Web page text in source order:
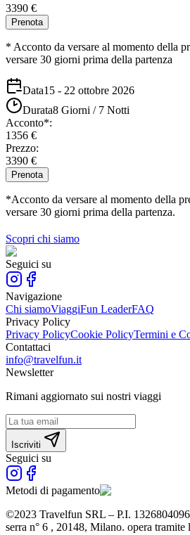
3390 €
Prenota
* Acconto da versare al momento della
versare 30 giorni prima della partenza
Data15 - 22 ottobre 2026
Durata8 Giorni / 7 Notti
Acconto*:
1356 €
Prezzo:
3390 €
Prenota
*Acconto da versare al momento della
versare 30 giorni prima della partenza.
Scopri chi siamo
Seguici su
Navigazione
Chi siamoViaggiFun LeaderFAQ
Privacy Policy
Privacy PolicyCookie PolicyTermini e
Contattaci
info@travelfun.it
Newsletter
Rimani aggiornato sui nostri viaggi
Iscriviti
Seguici su
Metodi di pagamento
©2023 Travelfun SRL – P.I.
serra n° 6 , 20148, Milano. opera